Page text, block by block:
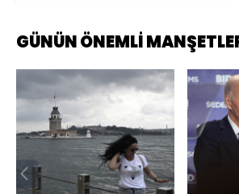
GÜNÜN ÖNEMLİ